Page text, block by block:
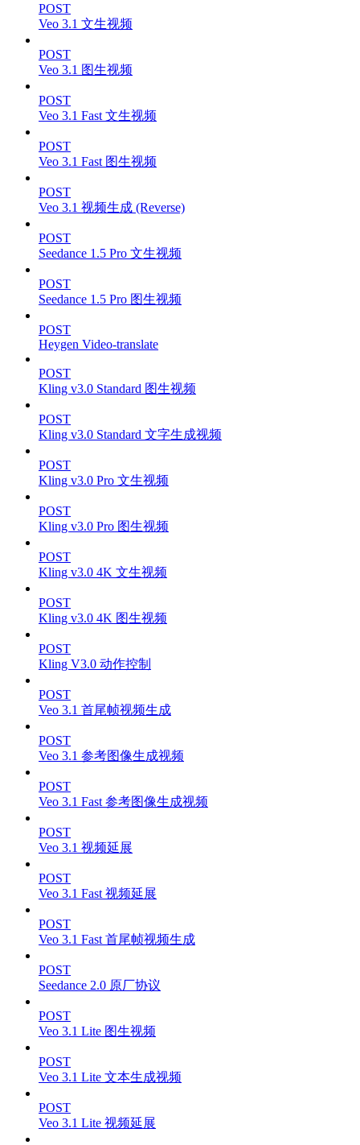
POST
Veo 3.1 文生视频
POST
Veo 3.1 图生视频
POST
Veo 3.1 Fast 文生视频
POST
Veo 3.1 Fast 图生视频
POST
Veo 3.1 视频生成 (Reverse)
POST
Seedance 1.5 Pro 文生视频
POST
Seedance 1.5 Pro 图生视频
POST
Heygen Video-translate
POST
Kling v3.0 Standard 图生视频
POST
Kling v3.0 Standard 文字生成视频
POST
Kling v3.0 Pro 文生视频
POST
Kling v3.0 Pro 图生视频
POST
Kling v3.0 4K 文生视频
POST
Kling v3.0 4K 图生视频
POST
Kling V3.0 动作控制
POST
Veo 3.1 首尾帧视频生成
POST
Veo 3.1 参考图像生成视频
POST
Veo 3.1 Fast 参考图像生成视频
POST
Veo 3.1 视频延展
POST
Veo 3.1 Fast 视频延展
POST
Veo 3.1 Fast 首尾帧视频生成
POST
Seedance 2.0 原厂协议
POST
Veo 3.1 Lite 图生视频
POST
Veo 3.1 Lite 文本生成视频
POST
Veo 3.1 Lite 视频延展